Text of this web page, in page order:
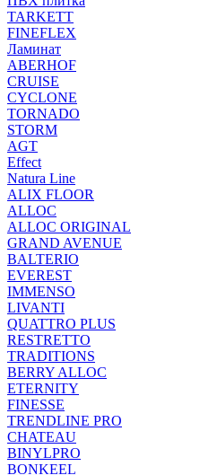
TARKETT
FINEFLEX
Ламинат
ABERHOF
CRUISE
CYCLONE
TORNADO
STORM
AGT
Effect
Natura Line
ALIX FLOOR
ALLOC
ALLOC ORIGINAL
GRAND AVENUE
BALTERIO
EVEREST
IMMENSO
LIVANTI
QUATTRO PLUS
RESTRETTO
TRADITIONS
BERRY ALLOC
ETERNITY
FINESSE
TRENDLINE PRO
CHATEAU
BINYLPRO
BONKEEL